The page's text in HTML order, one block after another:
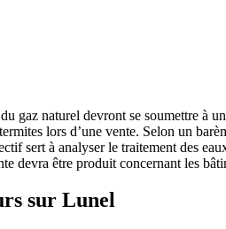
gaz naturel devront se soumettre à
lors d’une vente. Selon un
sert à analyser le traitement des
devra être produit concernant les
sur Lunel